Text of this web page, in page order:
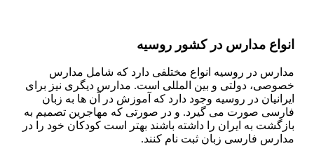
انواع مدارس در کشور روسیه
مدارس در روسیه انواع مختلفی دارد که شامل مدارس
خصوصی، دولتی و بین المللی است. مدارس دیگری نیز برای
ایرانیان در روسیه وجود دارد که آموزش در آن ها به زبان
فارسی صورت می گیرد. و در صورتی که مهاجرین تصمیم به
بازگشت به ایران را داشته باشند بهتر است کودکان خود را در
مدارس فارسی زبان ثبت نام کنند.